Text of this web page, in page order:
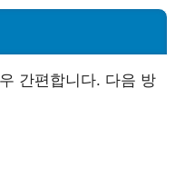
간편합니다. 다음 방